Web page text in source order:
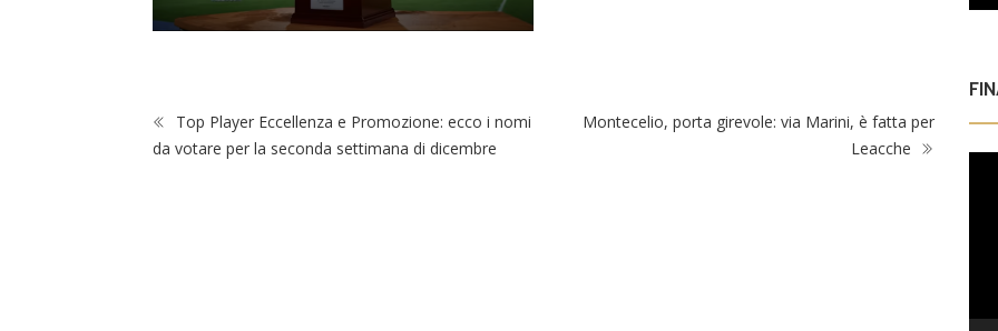
Top Player Eccellenza e Promozione: ecco i nomi
da votare per la seconda settimana di dicembre
Montecelio, porta girevole: via Marini, è fatta per
Leacche